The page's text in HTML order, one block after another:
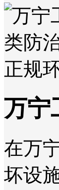
万宁
在万
坏设